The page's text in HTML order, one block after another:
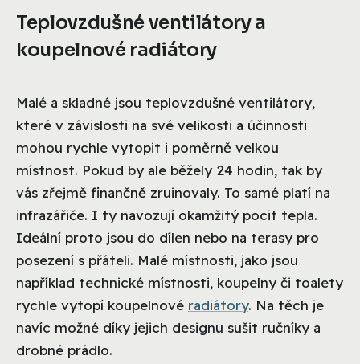
Teplovzdušné ventilátory a
koupelnové radiátory
Malé a skladné jsou teplovzdušné ventilátory,
které v závislosti na své velikosti a účinnosti
mohou rychle vytopit i poměrně velkou
místnost. Pokud by ale běžely 24 hodin, tak by
vás zřejmě finančně zruinovaly. To samé platí na
infrazářiče. I ty navozují okamžitý pocit tepla.
Ideální proto jsou do dílen nebo na terasy pro
posezení s přáteli. Malé místnosti, jako jsou
například technické místnosti, koupelny či toalety
rychle vytopí koupelnové radiátory. Na těch je
navíc možné díky jejich designu sušit ručníky a
drobné prádlo.